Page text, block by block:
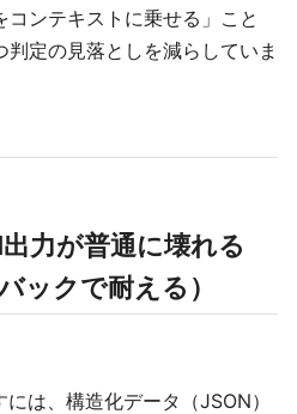
コンテキストに乗せる」こと
定の見落としを減らしていま
力が普通に壊れる
ックで耐える）
は、構造化データ（JSON）